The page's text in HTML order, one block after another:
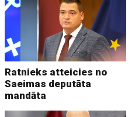
Ratnieks atteicies no
Saeimas deputāta
mandāta